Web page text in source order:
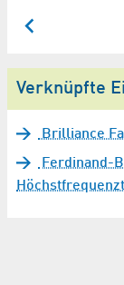
Verknüpfte
Brilliance
Ferdinand-